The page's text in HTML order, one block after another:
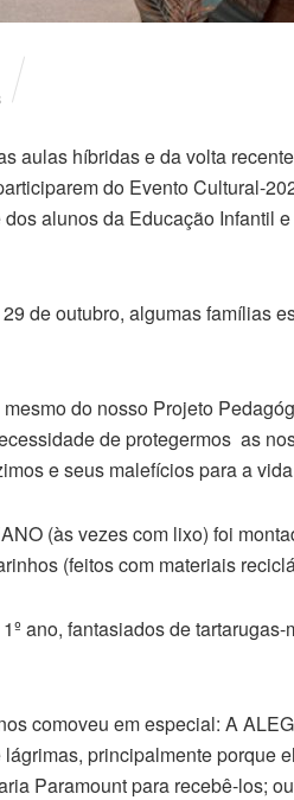
aulas híbridas e da volta
do Evento Cultural-
alunos da Educação Infantil
de outubro, algumas famílias
do nosso Projeto
de protegermos as
e seus malefícios para a
(às vezes com lixo) foi
(feitos com materiais
ano, fantasiados de
comoveu em especial: A
principalmente porque
Paramount para recebê-los;